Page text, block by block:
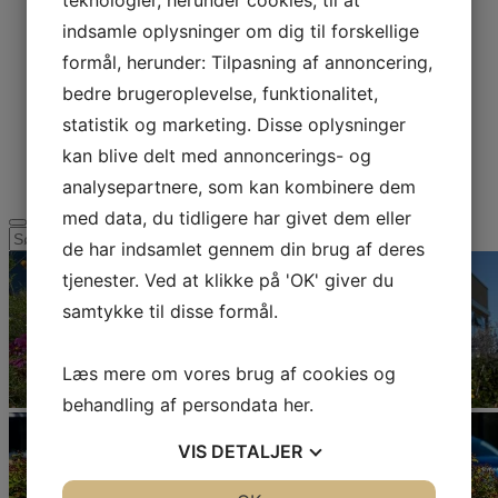
Donationsregnskab 2025
Donationsregnskab 2024
Donationsregnskab 2023
Donationsregnskab 2022
Frivillig på hospice
Kontakt
Søg
efter:
indsamle oplysninger om dig til forskellige
formål, herunder: Tilpasning af annoncering,
bedre brugeroplevelse, funktionalitet,
statistik og marketing. Disse oplysninger
kan blive delt med annoncerings- og
analysepartnere, som kan kombinere dem
med data, du tidligere har givet dem eller
de har indsamlet gennem din brug af deres
tjenester. Ved at klikke på 'OK' giver du
samtykke til disse formål.
Læs mere om vores brug af cookies og
behandling af persondata her.
VIS DETALJER